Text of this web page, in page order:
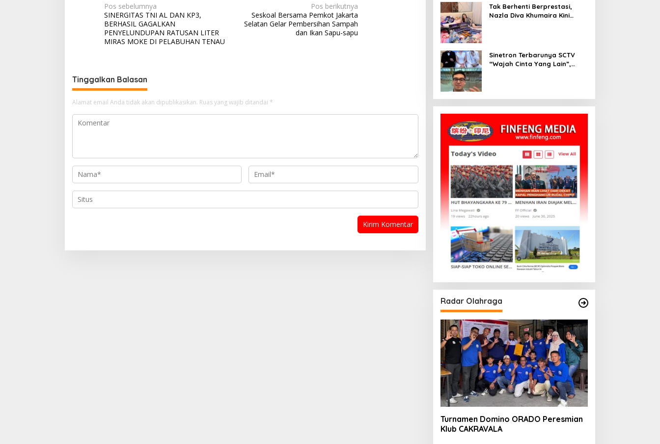
N
a
v
i
a
s
i
p
Pos sebelumnya
SINERGITAS TNI AL DAN KP3,
BERHASIL GAGALKAN
PENYELUNDUPAN RATUSAN LITER
MIRAS MOKE DI PELABUHAN TENAU
Pos berikutnya
Seskoal Bersama Pemkot Jakarta
Selatan Gelar Pembersihan Sampah
dan Ikan Sapu-sapu
Tinggalkan Balasan
Alamat email Anda tidak akan dipublikasikan. Ruas yang wajib ditandai *
Tak Berhenti Berprestasi,
Nazla Diva Khumaira Kini
Sinetron Terbarunya SCTV
“Wajah Cinta Yang Lain”,
Radar Olahraga
Turnamen Domino ORADO Peresmian
Klub CAKRAVALA